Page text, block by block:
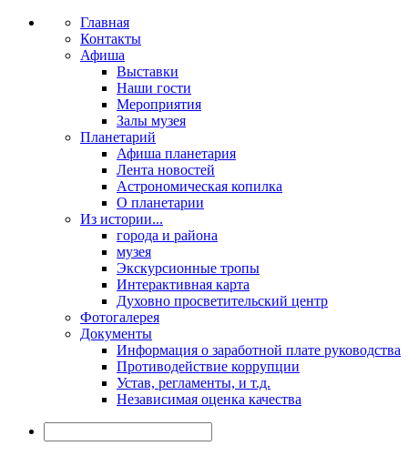
Главная
Контакты
Афиша
Выставки
Наши гости
Мероприятия
Залы музея
Планетарий
Афиша планетария
Лента новостей
Астрономическая копилка
О планетарии
Из истории...
города и района
музея
Экскурсионные тропы
Интерактивная карта
Духовно просветительский центр
Фотогалерея
Документы
Информация о заработной плате руководства
Противодействие коррупции
Устав, регламенты, и т.д.
Независимая оценка качества